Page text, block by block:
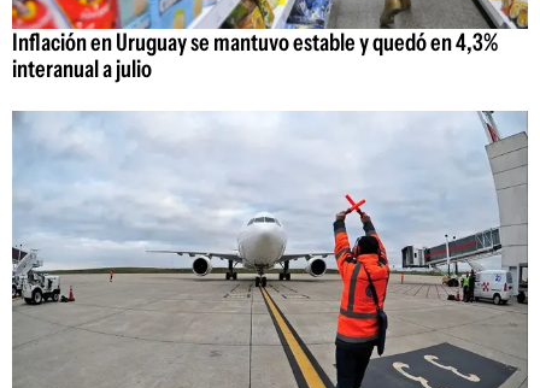
Inflación en Uruguay se mantuvo estable y quedó en 4,3%
interanual a julio